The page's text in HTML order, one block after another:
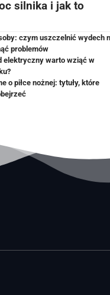
silnika i jak to
czym uszczelnić wydech
problemów
elektryczny warto wziąć w
o piłce nożnej: tytuły, które